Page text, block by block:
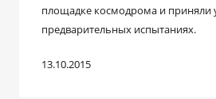
площадке космодрома и приняли
предварительных испытаниях.
13.10.2015